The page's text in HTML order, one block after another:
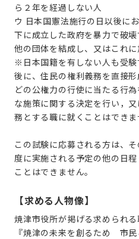
ら２年を経過しない人
ウ 日本国憲法施行の日以後に
下に成立した政府を暴力で破
他の団体を結成し、又はこれに
※日本国籍を有しない人も受
後に、住民の権利義務を直接
どの公権力の行使に当たる行
な施策に関する決定を行い，
務とする職に就くことはできま
この試験に応募される方は、
度に実施される予定の他の日
ことはできません。
【求める人物像】
焼津市役所が掲げる求められ
『焼津の未来を創るため 市